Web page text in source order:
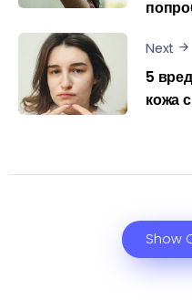
Next
5
кожа
Show